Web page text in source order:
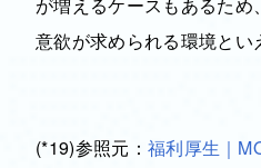
意欲が求められる環境とい
(*19)参照元： 福利厚生｜